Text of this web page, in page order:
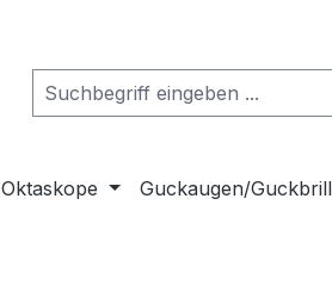
Oktaskope Guckaugen/